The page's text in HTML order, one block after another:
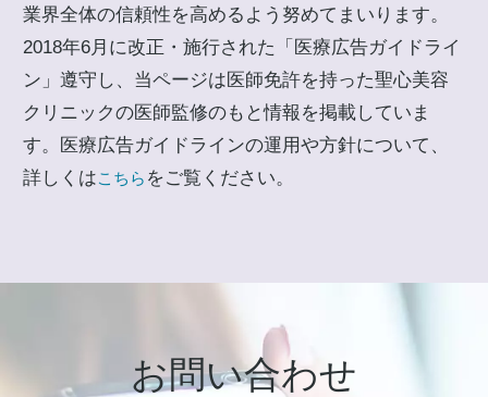
業界全体の信頼性を高めるよう努めてまいります。
2018年6月に改正・施行された「医療広告ガイドライ
ン」遵守し、当ページは医師免許を持った聖心美容
クリニックの医師監修のもと情報を掲載していま
す。医療広告ガイドラインの運用や方針について、
詳しくはこちら をご覧ください。
お問い合わせ